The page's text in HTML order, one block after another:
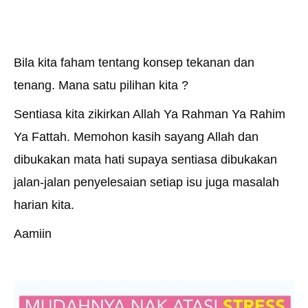
Bila kita faham tentang konsep tekanan dan
tenang. Mana satu pilihan kita ?
Sentiasa kita zikirkan Allah Ya Rahman Ya Rahim
Ya Fattah. Memohon kasih sayang Allah dan
dibukakan mata hati supaya sentiasa dibukakan
jalan-jalan penyelesaian setiap isu juga masalah
harian kita.
Aamiin